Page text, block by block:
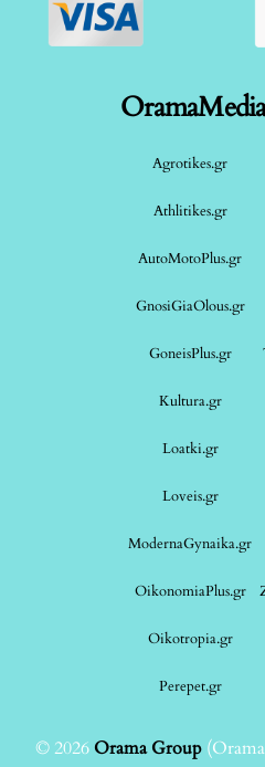
Agrotikes.gr
Athlitikes.gr
AutoMotoPlus.gr
GnosiGiaOlous.gr
GoneisPlus.gr
Kultura.gr
Loatki.gr
Loveis.gr
ModernaGynaika.gr
OikonomiaPlus.gr
Oikotropia.gr
Perepet.gr
© 2026Orama Group